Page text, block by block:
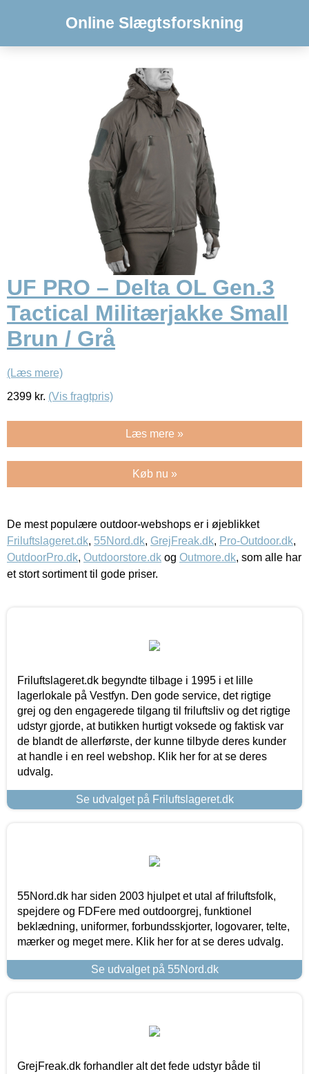
Online Slægtsforskning
UF PRO – Delta OL Gen.3
Tactical Militærjakke Small
Brun / Grå
(Læs mere)
2399 kr. (Vis fragtpris)
Læs mere »
Køb nu »
De mest populære outdoor-webshops er i øjeblikket
Friluftslageret.dk, 55Nord.dk, GrejFreak.dk, Pro-Outdoor.dk,
OutdoorPro.dk, Outdoorstore.dk og Outmore.dk, som alle har
et stort sortiment til gode priser.
Friluftslageret.dk begyndte tilbage i 1995 i et lille
lagerlokale på Vestfyn. Den gode service, det rigtige
grej og den engagerede tilgang til friluftsliv og det rigtige
udstyr gjorde, at butikken hurtigt voksede og faktisk var
de blandt de allerførste, der kunne tilbyde deres kunder
at handle i en reel webshop. Klik her for at se deres
udvalg.
Se udvalget på Friluftslageret.dk
55Nord.dk har siden 2003 hjulpet et utal af friluftsfolk,
spejdere og FDFere med outdoorgrej, funktionel
beklædning, uniformer, forbundsskjorter, logovarer, telte,
mærker og meget mere. Klik her for at se deres udvalg.
Se udvalget på 55Nord.dk
GrejFreak.dk forhandler alt det fede udstyr både til